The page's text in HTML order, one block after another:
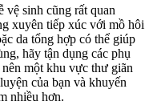
vệ sinh cũng rất quan
xuyên tiếp xúc với mồ hôi
da tổng hợp có thể giúp
hãy tận dụng các phụ
một khu vực thư giãn
của bạn và khuyến
nhiều hơn.